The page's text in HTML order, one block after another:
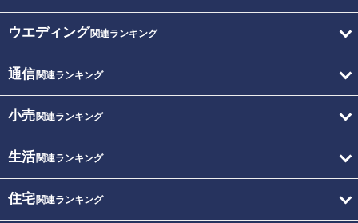
ウエディング関連ランキング
通信関連ランキング
小売関連ランキング
生活関連ランキング
住宅関連ランキング